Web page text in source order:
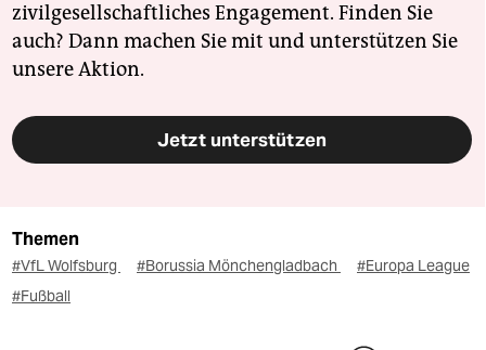
zivilgesellschaftliches Engagement. Finden Sie
auch? Dann machen Sie mit und unterstützen Sie
unsere Aktion.
Jetzt unterstützen
Themen
#VfL Wolfsburg #Borussia Mönchengladbach
#Europa League
#Fußball